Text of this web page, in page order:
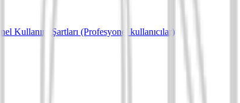
Kullanım Şartları (Profesyonel kullanıcılar)